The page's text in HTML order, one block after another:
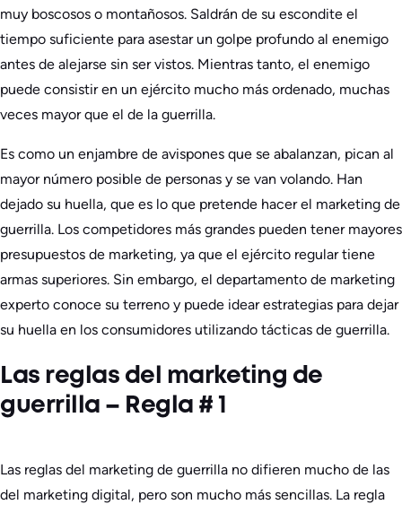
muy boscosos o montañosos. Saldrán de su escondite el
tiempo suficiente para asestar un golpe profundo al enemigo
antes de alejarse sin ser vistos. Mientras tanto, el enemigo
puede consistir en un ejército mucho más ordenado, muchas
veces mayor que el de la guerrilla.
Es como un enjambre de avispones que se abalanzan, pican al
mayor número posible de personas y se van volando. Han
dejado su huella, que es lo que pretende hacer el marketing de
guerrilla. Los competidores más grandes pueden tener mayores
presupuestos de marketing, ya que el ejército regular tiene
armas superiores. Sin embargo, el departamento de marketing
experto conoce su terreno y puede idear estrategias para dejar
su huella en los consumidores utilizando tácticas de guerrilla.
Las reglas del marketing de
guerrilla – Regla # 1
Las reglas del marketing de guerrilla no difieren mucho de las
del marketing digital, pero son mucho más sencillas. La regla